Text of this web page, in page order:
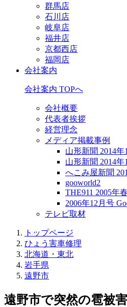
群馬店
石川店
岐阜店
福井店
京都西店
福岡店
会社案内
会社案内 TOPへ
会社概要
代表者挨拶
経営理念
メディア掲載事例
山形新聞 2014年
山形新聞 2014年
へこみ屋新聞
gooworld2
THE911 2005年
2006年12月号
テレビ取材
トップページ
ひょう害車修理
北海道・東北
岩手県
遠野市
遠野市で突然の雹被害